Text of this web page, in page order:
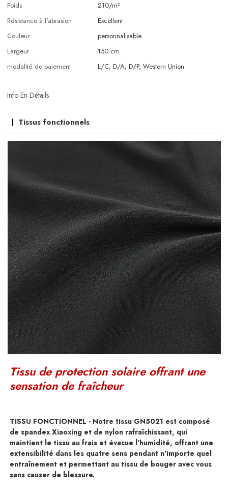
Poids
210/m²
Résistance à l'abrasion
Excellent
Couleur
personnalisable
Largeur
150 cm
modalité de paiement
L/C, D/A, D/P, Western Union
Info En Détails
Tissus fonctionnels
Tissu de protection solaire offrant une
sensation de fraîcheur
TISSU FONCTIONNEL - Notre tissu GN5021 est composé
de spandex Xiaoxing et de nylon rafraîchissant, qui
maintient le tissu au frais et évacue l'humidité, offrant une
extensibilité dans les quatre sens pendant n'importe quel
entraînement et permettant au tissu de bouger avec vous
sans causer de blessure.